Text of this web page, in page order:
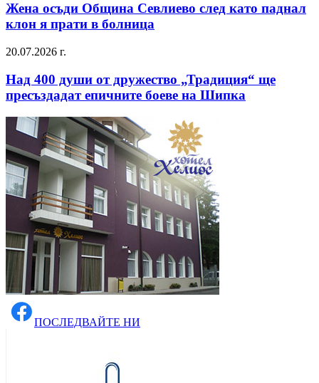
Жена осъди Община Севлиево след като паднал
клон я прати в болница
20.07.2026 г.
Над 400 души от дружество „Традиция“ ще
пресъздадат епичните боеве на Шипка
ПОСЛЕДВАЙТЕ НИ